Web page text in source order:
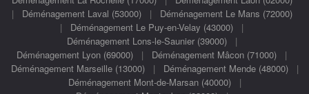
| Déménagement Laval (53000)| Déménagement Le Mans (72000)
| Déménagement Le Puy-en-Velay (43000) |
Déménagement Lons-le-Saunier (39000)|
Déménagement Lyon (69000) | Déménagement Mâcon (71000) |
Déménagement Marseille (13000)| Déménagement Mende (48000)|
Déménagement Mont-de-Marsan (40000)|